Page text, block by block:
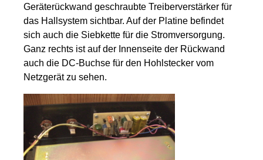
Geräterückwand geschraubte Treiberverstärker für
das Hallsystem sichtbar. Auf der Platine befindet
sich auch die Siebkette für die Stromversorgung.
Ganz rechts ist auf der Innenseite der Rückwand
auch die DC-Buchse für den Hohlstecker vom
Netzgerät zu sehen.